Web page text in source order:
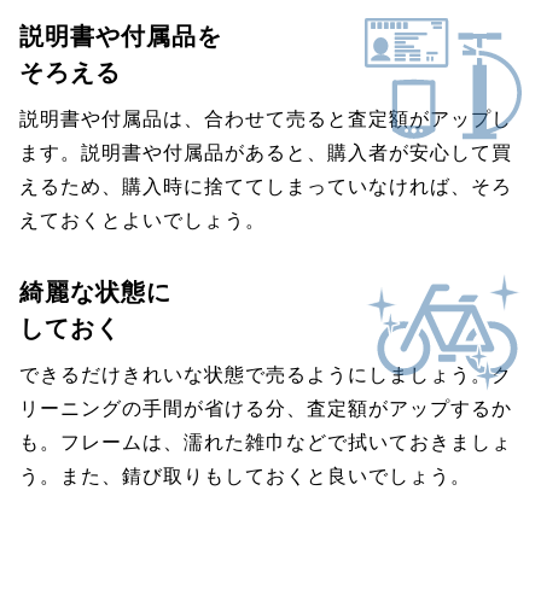
説明書や付属品を
そろえる
説明書や付属品は、合わせて売ると査定額がアップし
ます。説明書や付属品があると、購入者が安心して買
えるため、購入時に捨ててしまっていなければ、そろ
えておくとよいでしょう。
綺麗な状態に
しておく
できるだけきれいな状態で売るようにしましょう。ク
リーニングの手間が省ける分、査定額がアップするか
も。フレームは、濡れた雑巾などで拭いておきましょ
う。また、錆び取りもしておくと良いでしょう。